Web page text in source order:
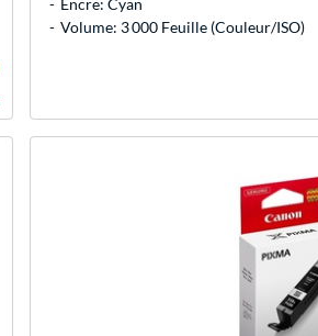
Volume: 3 000 Feuille (Couleur/ISO)